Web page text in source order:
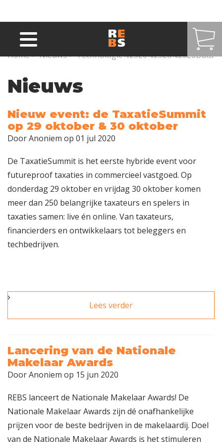
Home > Nieuws > Technologie%2520%2526%2520Data
Nieuws
Nieuw event: de TaxatieSummit
op 29 oktober & 30 oktober
DoorAnoniem op 01 jul 2020
De TaxatieSummit is het eerste hybride event voor
futureproof taxaties in commercieel vastgoed. Op
donderdag 29 oktober en vrijdag 30 oktober komen
meer dan 250 belangrijke taxateurs en spelers in
taxaties samen: live én online. Van taxateurs,
financierders en ontwikkelaars tot beleggers en
techbedrijven.
Lees verder
TaxatieSummit op 29
Lancering van de Nationale
Makelaar Awards
DoorAnoniem op 15 jun 2020
REBS lanceert de Nationale Makelaar Awards! De
Nationale Makelaar Awards zijn dé onafhankelijke
prijzen voor de beste bedrijven in de makelaardij. Doel
van de Nationale Makelaar Awards is het stimuleren